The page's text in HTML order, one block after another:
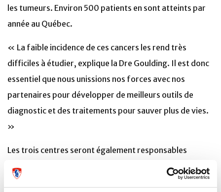
les tumeurs. Environ 500 patients en sont atteints par
année au Québec.
« La faible incidence de ces cancers les rend très
difficiles à étudier, explique la Dre Goulding. Il est donc
essentiel que nous unissions nos forces avec nos
partenaires pour développer de meilleurs outils de
diagnostic et des traitements pour sauver plus de vies.
»
Les trois centres seront également responsables
d'assurer le transfert des connaissances, de consolider
les activités de recherche et de diffuser les